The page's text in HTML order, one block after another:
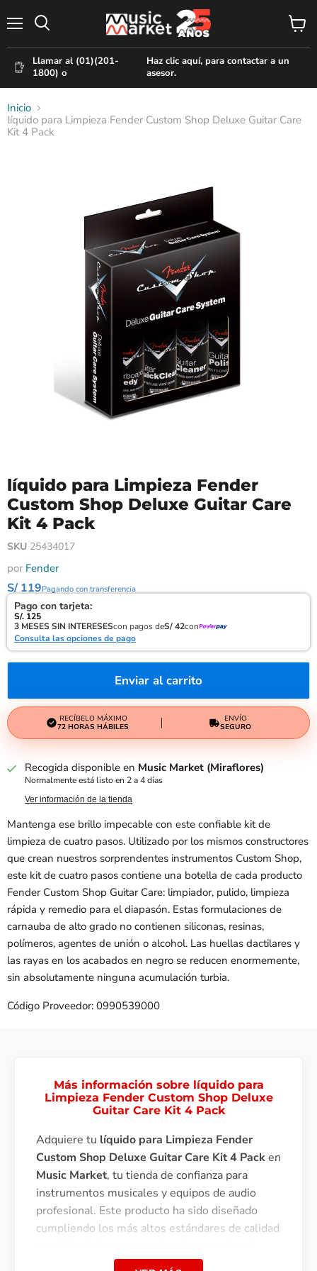
Llamar al (01)(201-
1800) o
Haz clic aquí, para contactar a un
asesor.
Ver
Inicio
líquido para Limpieza Fender Custom Shop Deluxe Guitar Care
Kit 4 Pack
líquido para Limpieza Fender
Custom Shop Deluxe Guitar Care
Kit 4 Pack
SKU 25434017
por Fender
S/ 119Pagando con transferencia
Pago con tarjeta:
S/. 125
3 MESES SIN INTERESEScon pagos deS/ 42con
Consulta las opciones de pago
Enviar al carrito
RECÍBELO MÁXIMO
72 HORAS HÁBILES
ENVÍO
SEGURO
Recogida disponible en Music Market (Miraflores)
Normalmente está listo en 2 a 4 días
Ver información de la tienda
Mantenga ese brillo impecable con este confiable kit de
limpieza de cuatro pasos. Utilizado por los mismos constructores
que crean nuestros sorprendentes instrumentos Custom Shop,
este kit de cuatro pasos contiene una botella de cada producto
Fender Custom Shop Guitar Care: limpiador, pulido, limpieza
rápida y remedio para el diapasón. Estas formulaciones de
carnauba de alto grado no contienen siliconas, resinas,
polímeros, agentes de unión o alcohol. Las huellas dactilares y
las rayas en los acabados en negro se reducen enormemente,
sin absolutamente ninguna acumulación turbia.
Código Proveedor: 0990539000
Más información sobre líquido para
Limpieza Fender Custom Shop Deluxe
Guitar Care Kit 4 Pack
Adquiere tu líquido para Limpieza Fender
Custom Shop Deluxe Guitar Care Kit 4 Packen
Music Market, tu tienda de confianza para
instrumentos musicales y equipos de audio
profesional. Este producto ha sido diseñado
cumpliendo los más altos estándares de calidad